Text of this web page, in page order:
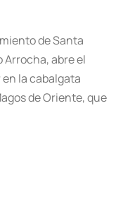
de Santa
Arrocha, abre el
la cabalgata
de Oriente, que